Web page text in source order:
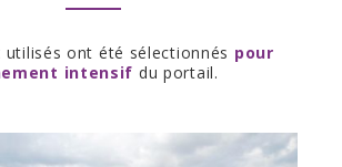
utilisés ont été sélectionnés pour
intensif du portail.